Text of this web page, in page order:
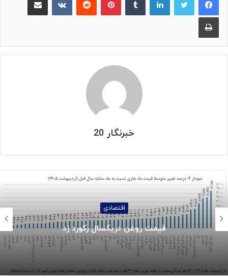
چاپ
خبرنگار 20
اجتماعی
جزئیات واریز کالابرگ خردادماه: